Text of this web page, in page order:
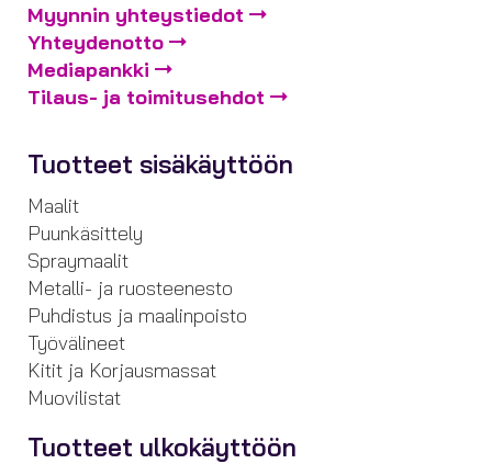
Myynnin yhteystiedot
Yhteydenotto
Mediapankki
Tilaus- ja toimitusehdot
Tuotteet sisäkäyttöön
Maalit
Puunkäsittely
Spraymaalit
Metalli- ja ruosteenesto
Puhdistus ja maalinpoisto
Työvälineet
Kitit ja Korjausmassat
Muovilistat
Tuotteet ulkokäyttöön